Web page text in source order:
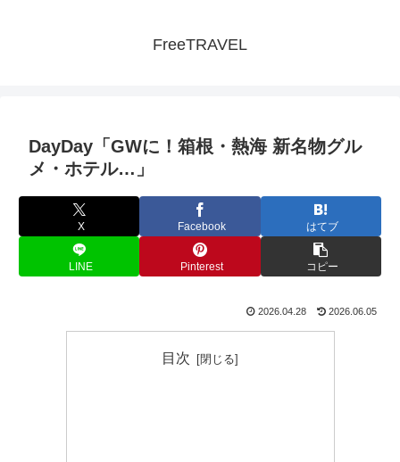
FreeTRAVEL
DayDay「GWに！箱根・熱海 新名物グル
メ・ホテル…」
X Facebook はてブ
LINE Pinterest コピー
2026.04.28 2026.06.05
目次